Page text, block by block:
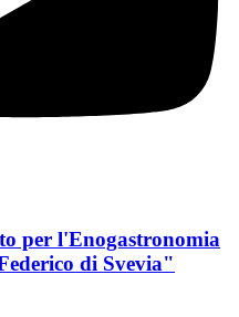
per l'Enogastronomia
di Svevia"